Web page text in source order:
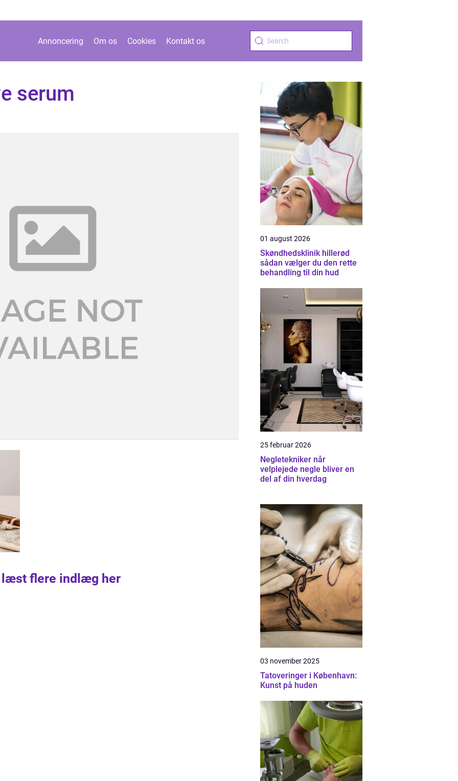
Annoncering Om os Cookies Kontakt os
serum
læst flere indlæg her
01 august 2026
Skøndhedsklinik hillerød
sådan vælger du den rette
behandling til din hud
25 februar 2026
Negletekniker når
velplejede negle bliver en
del af din hverdag
03 november 2025
Tatoveringer i København:
Kunst på huden